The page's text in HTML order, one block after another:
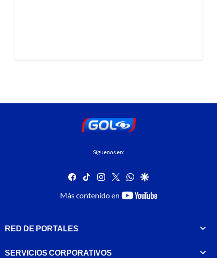
Síguenos en:
facebook
tiktok instagram
twitterwhatsapp
google
Más contenido en
youtube-
RED DE PORTALES
SERVICIOS CORPORATIVOS